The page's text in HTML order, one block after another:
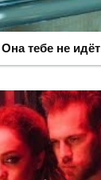
Она тебе не идёт